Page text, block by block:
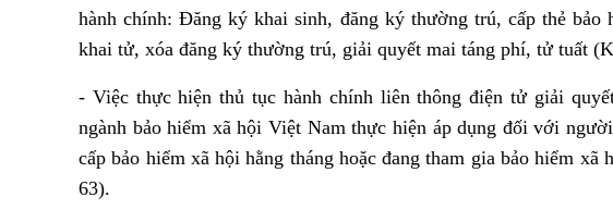
hành chính: Đăng ký khai sinh, đăng ký thường trú, cấp thẻ
khai tử, xóa đăng ký thường trú, giải quyết mai táng phí, tử tuất
- Việc thực hiện thủ tục hành chính liên thông điện tử giải
ngành bảo hiểm xã hội Việt Nam thực hiện áp dụng đối với
cấp bảo hiểm xã hội hằng tháng hoặc đang tham gia bảo hiểm
63).